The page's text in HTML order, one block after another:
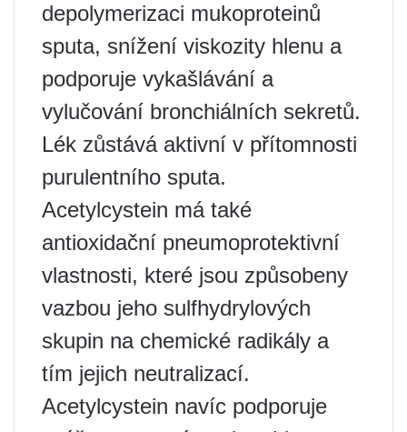
depolymerizaci mukoproteinů
sputa, snížení viskozity hlenu a
podporuje vykašlávání a
vylučování bronchiálních sekretů.
Lék zůstává aktivní v přítomnosti
purulentního sputa.
Acetylcystein má také
antioxidační pneumoprotektivní
vlastnosti, které jsou způsobeny
vazbou jeho sulfhydrylových
skupin na chemické radikály a
tím jejich neutralizací.
Acetylcystein navíc podporuje